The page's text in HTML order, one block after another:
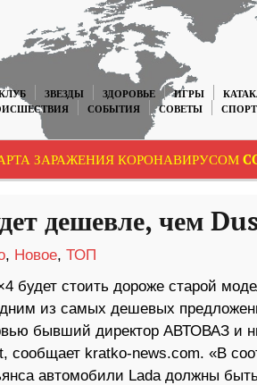
ЗВЕЗДЫ ЗДОРОВЬЕ ИГРЫ
СОБЫТИЯ СОВЕТЫ СПОРТ
ЗАРАЖЕНИЯ КОРОНАВИРУСОМ
дешевле, чем
, Новое, ТОП
будет стоить дороже старой
из самых дешевых
бывший директор АВТОВАЗ и
сообщает kratko-news.com. «В
автомобили Lada должны